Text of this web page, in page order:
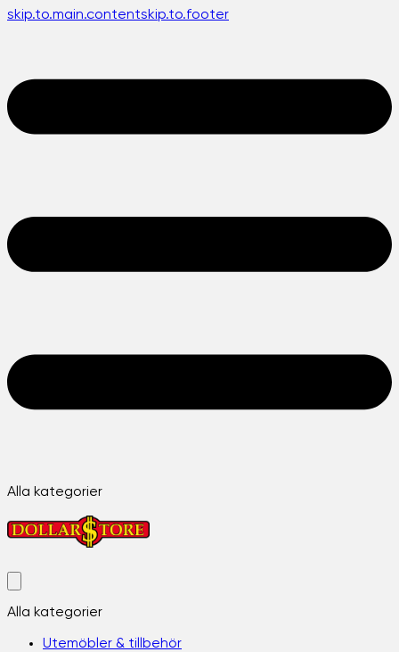
skip.to.main.contentskip.to.footer
Alla kategorier
Alla kategorier
Utemöbler & tillbehör